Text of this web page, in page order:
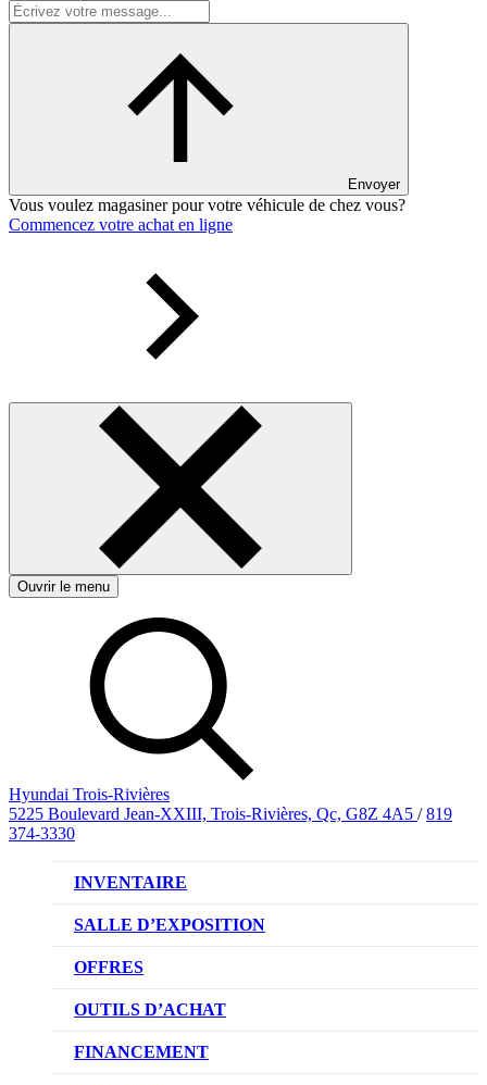
Envoyer
Vous voulez magasiner pour votre véhicule de chez vous?
Commencez votre achat en ligne
Ouvrir le menu
Hyundai Trois-Rivières
5225 Boulevard Jean-XXIII, Trois-Rivières, Qc, G8Z 4A5 / 819
374-3330
INVENTAIRE
VÉHICULES NEUFS
VÉHICULES D’OCCASION
SALLE D’EXPOSITION
OFFRES
OFFRE DE VÉHICULES NEUFS
OFFRES DU CONCESSIONNAIRE
OUTILS D’ACHAT
CL!QUEZ ET ACHETEZ HYUNDAI
FINANCEMENT